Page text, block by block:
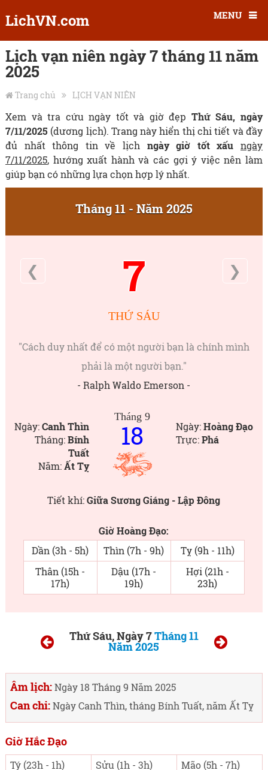
LichVN.com MENU
Lịch vạn niên ngày 7 tháng 11 năm
2025
Trang chủ LỊCH VẠN NIÊN
Xem và tra cứu ngày tốt và giờ đẹp Thứ Sáu, ngày
7/11/2025 (dương lịch). Trang này hiển thị chi tiết và đầy
đủ nhất thông tin về lịch ngày giờ tốt xấu ngày
7/11/2025, hướng xuất hành và các gợi ý việc nên làm
giúp bạn có những lựa chọn hợp lý nhất.
Tháng 11 - Năm 2025
❮ 7 ❯
THỨ SÁU
"Cách duy nhất để có một người bạn là chính mình
phải là một người bạn."
- Ralph Waldo Emerson -
Ngày:Canh Thìn
Tháng:Bính
Tuất
Năm:Ất Tỵ
Tháng 9
18 Ngày:Hoàng Đạo
Trực:Phá
Tiết khí:Giữa Sương Giáng - Lập Đông
Giờ Hoàng Đạo:
Dần (3h - 5h)
Thìn (7h - 9h)
Tỵ (9h - 11h)
Thân (15h -
17h)
Dậu (17h -
19h)
Hợi (21h -
23h)
Thứ Sáu, Ngày 7Tháng 11
Năm 2025
Âm lịch:Ngày 18 Tháng 9 Năm 2025
Can chi:Ngày Canh Thìn, tháng Bính Tuất, năm Ất Tỵ
Giờ Hắc Đạo
Tý (23h - 1h) Sửu (1h - 3h)
Mão (5h - 7h)